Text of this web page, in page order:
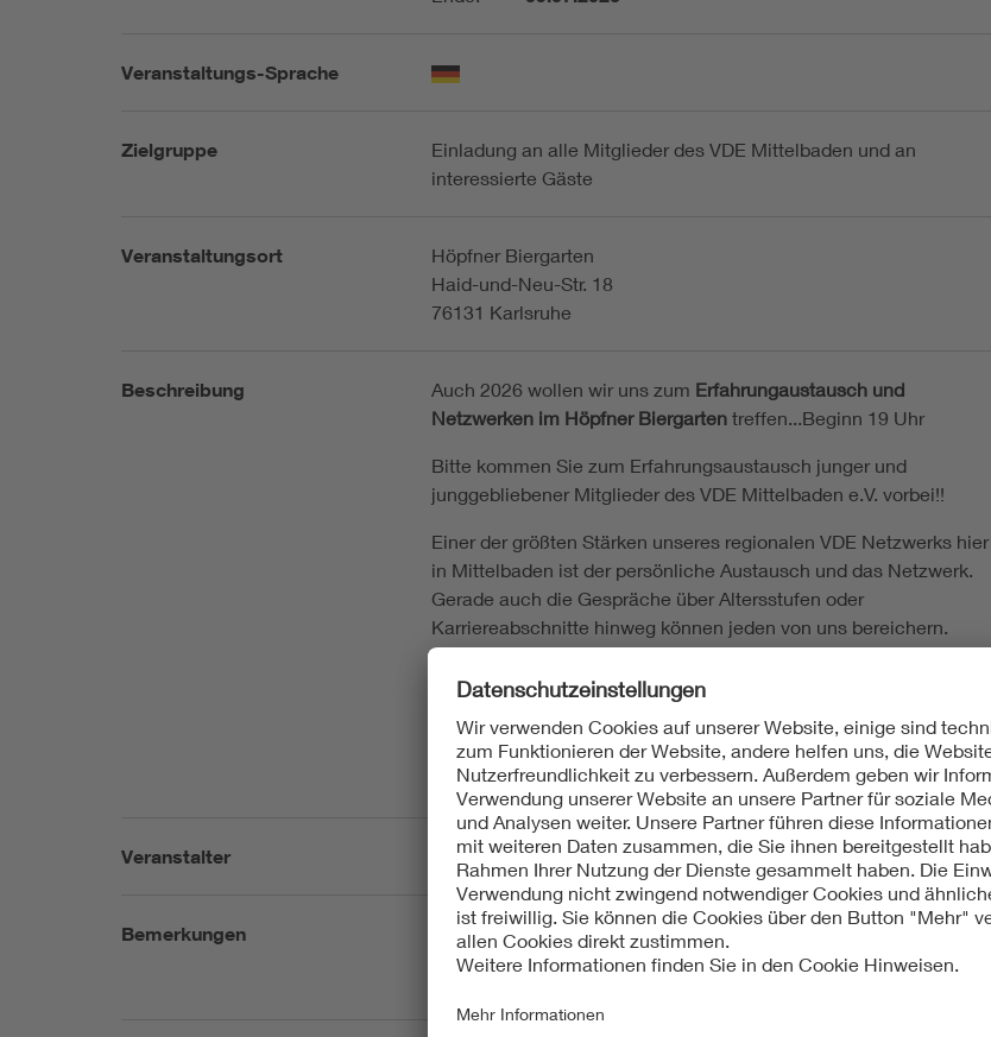
Veranstaltungs-Sprache
Zielgruppe
Einladung an alle Mitglieder des VDE Mittelbaden und an
interessierte Gäste
Veranstaltungsort
Höpfner Biergarten
Haid-und-Neu-Str. 18
76131 Karlsruhe
Beschreibung Auch 2026 wollen wir uns zum Erfahrungaustausch und
Netzwerken im Höpfner Biergarten treffen...Beginn 19 Uhr
Bitte kommen Sie zum Erfahrungsaustausch junger und
junggebliebener Mitglieder des VDE Mittelbaden e.V. vorbei!!
Einer der größten Stärken unseres regionalen VDE Netzwerks hier
in Mittelbaden ist der persönliche Austausch und das Netzwerk.
Gerade auch die Gespräche über Altersstufen oder
Karriereabschnitte hinweg können jeden von uns bereichern.
interessierte Gäste zu einer Austauschrunde ein. Wir wollen uns zu
einem lockeren Austausch im Biergarten treffen.
Wir freuen uns auf eine rege Teilnahme!
Veranstalter VDE Bezirksverein Mittelbaden e.V.
Bemerkungen Keine Anmeldung erforderlich, einfach spontan vorbeikommen.